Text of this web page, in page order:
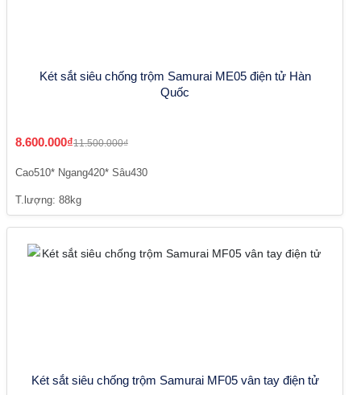
Két sắt siêu chống trộm Samurai ME05 điện tử Hàn
Quốc
8.600.000₫11.500.000₫
Cao510* Ngang420* Sâu430
T.lượng: 88kg
Két sắt siêu chống trộm Samurai MF05 vân tay điện tử